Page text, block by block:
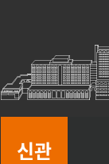
신관